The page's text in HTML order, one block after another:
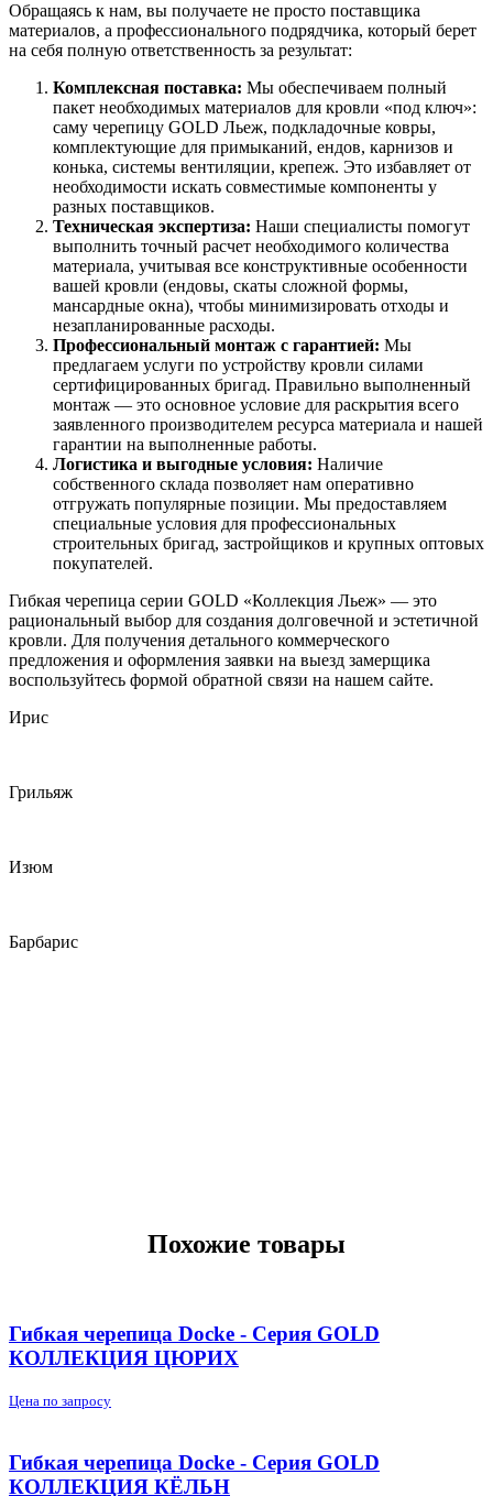
Обращаясь к нам, вы получаете не просто поставщика
материалов, а профессионального подрядчика, который берет
на себя полную ответственность за результат:
Комплексная поставка: Мы обеспечиваем полный
пакет необходимых материалов для кровли «под ключ»:
саму черепицу GOLD Льеж, подкладочные ковры,
комплектующие для примыканий, ендов, карнизов и
конька, системы вентиляции, крепеж. Это избавляет от
необходимости искать совместимые компоненты у
разных поставщиков.
Техническая экспертиза: Наши специалисты помогут
выполнить точный расчет необходимого количества
материала, учитывая все конструктивные особенности
вашей кровли (ендовы, скаты сложной формы,
мансардные окна), чтобы минимизировать отходы и
незапланированные расходы.
Профессиональный монтаж с гарантией: Мы
предлагаем услуги по устройству кровли силами
сертифицированных бригад. Правильно выполненный
монтаж — это основное условие для раскрытия всего
заявленного производителем ресурса материала и нашей
гарантии на выполненные работы.
Логистика и выгодные условия: Наличие
собственного склада позволяет нам оперативно
отгружать популярные позиции. Мы предоставляем
специальные условия для профессиональных
строительных бригад, застройщиков и крупных оптовых
покупателей.
Гибкая черепица серии GOLD «Коллекция Льеж» — это
рациональный выбор для создания долговечной и эстетичной
кровли. Для получения детального коммерческого
предложения и оформления заявки на выезд замерщика
воспользуйтесь формой обратной связи на нашем сайте.
Ирис
Грильяж
Изюм
Барбарис
Похожие товары
Гибкая черепица Docke - Серия GOLD
КОЛЛЕКЦИЯ ЦЮРИХ
Цена по запросу
Гибкая черепица Docke - Серия GOLD
КОЛЛЕКЦИЯ КЁЛЬН